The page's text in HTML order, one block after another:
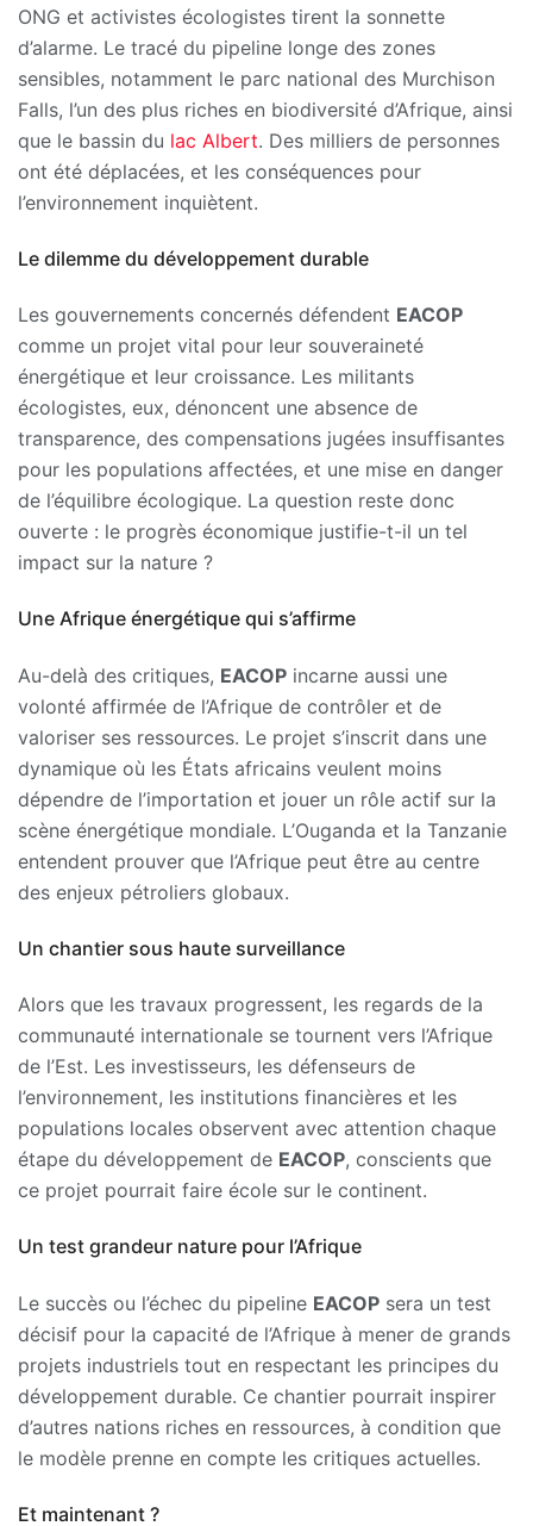
ONG et activistes écologistes tirent la sonnette
d’alarme. Le tracé du pipeline longe des zones
sensibles, notamment le parc national des Murchison
Falls, l’un des plus riches en biodiversité d’Afrique, ainsi
que le bassin du lac Albert. Des milliers de personnes
ont été déplacées, et les conséquences pour
l’environnement inquiètent.
Le dilemme du développement durable
Les gouvernements concernés défendent EACOP
comme un projet vital pour leur souveraineté
énergétique et leur croissance. Les militants
écologistes, eux, dénoncent une absence de
transparence, des compensations jugées insuffisantes
pour les populations affectées, et une mise en danger
de l’équilibre écologique. La question reste donc
ouverte : le progrès économique justifie-t-il un tel
impact sur la nature ?
Une Afrique énergétique qui s’affirme
Au-delà des critiques, EACOP incarne aussi une
volonté affirmée de l’Afrique de contrôler et de
valoriser ses ressources. Le projet s’inscrit dans une
dynamique où les États africains veulent moins
dépendre de l’importation et jouer un rôle actif sur la
scène énergétique mondiale. L’Ouganda et la Tanzanie
entendent prouver que l’Afrique peut être au centre
des enjeux pétroliers globaux.
Un chantier sous haute surveillance
Alors que les travaux progressent, les regards de la
communauté internationale se tournent vers l’Afrique
de l’Est. Les investisseurs, les défenseurs de
l’environnement, les institutions financières et les
populations locales observent avec attention chaque
étape du développement de EACOP, conscients que
ce projet pourrait faire école sur le continent.
Un test grandeur nature pour l’Afrique
Le succès ou l’échec du pipeline EACOP sera un test
décisif pour la capacité de l’Afrique à mener de grands
projets industriels tout en respectant les principes du
développement durable. Ce chantier pourrait inspirer
d’autres nations riches en ressources, à condition que
le modèle prenne en compte les critiques actuelles.
Et maintenant ?